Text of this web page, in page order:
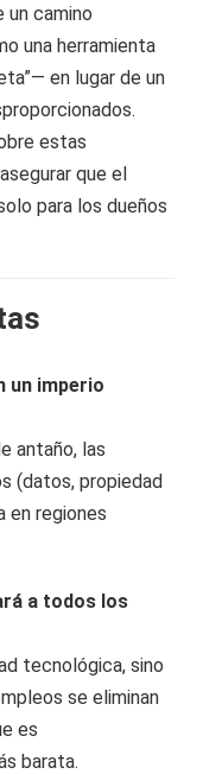
un camino
una herramienta
en lugar de un
estas
que el
para los dueños
un imperio
antaño, las
(datos, propiedad
en regiones
a todos los
tecnológica, sino
se eliminan
es
barata.